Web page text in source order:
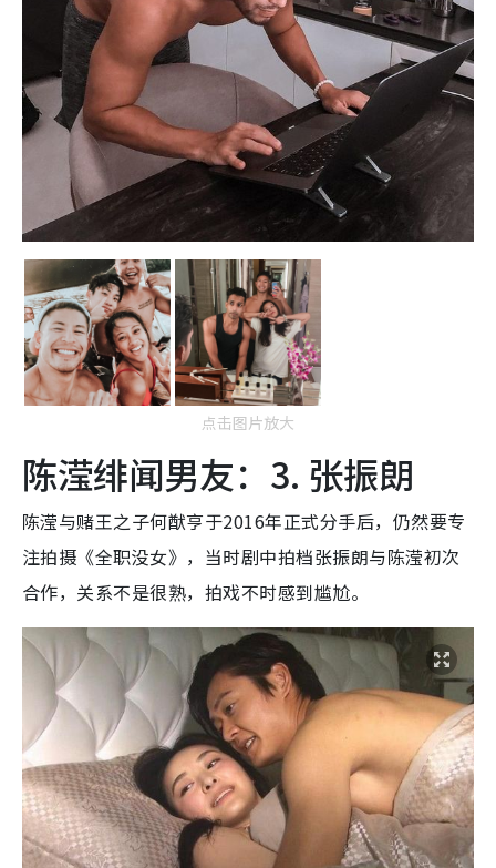
点击图片放大
陈滢绯闻男友：3. 张振朗
陈滢与赌王之子何猷亨于2016年正式分手后，仍然要专
注拍摄《全职没女》，当时剧中拍档张振朗与陈滢初次
合作，关系不是很熟，拍戏不时感到尴尬。